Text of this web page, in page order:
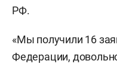
РФ.
«Мы получили 16
Федерации,